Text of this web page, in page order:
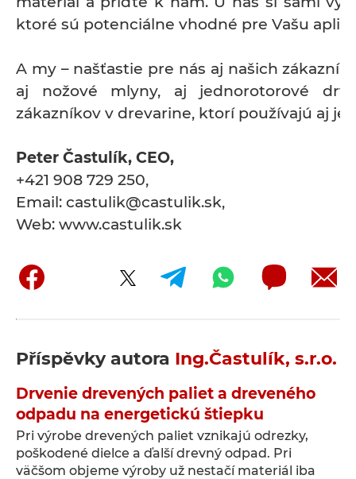
ktoré sú potenciálne vhodné pre Vašu
A my – našťastie pre nás aj našich
aj nožové mlyny, aj jednorotorové
zákazníkov v drevarine, ktorí používajú aj
Peter Častulík, CEO,
+421 908 729 250,
Email: castulik@castulik.sk,
Web: www.castulik.sk
Příspěvky autora Ing.Častulík, s.r.o.
Drvenie drevených paliet a dreveného
odpadu na energetickú štiepku
Pri výrobe drevených paliet vznikajú odrezky,
poškodené dielce a ďalší drevný odpad. Pri
väčšom objeme výroby už nestačí materiál iba